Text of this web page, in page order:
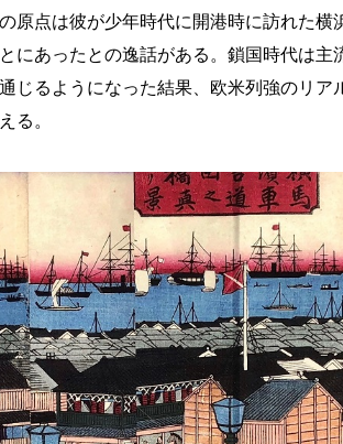
原点は彼が少年時代に開港時に訪れた
にあったとの逸話がある。鎖国時代は
じるようになった結果、欧米列強のリ
る。